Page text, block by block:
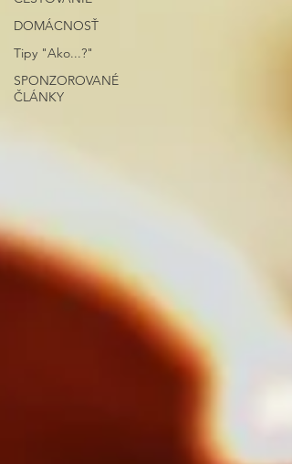
DOMÁCNOSŤ
Tipy "Ako...?"
SPONZOROVANÉ
ČLÁNKY